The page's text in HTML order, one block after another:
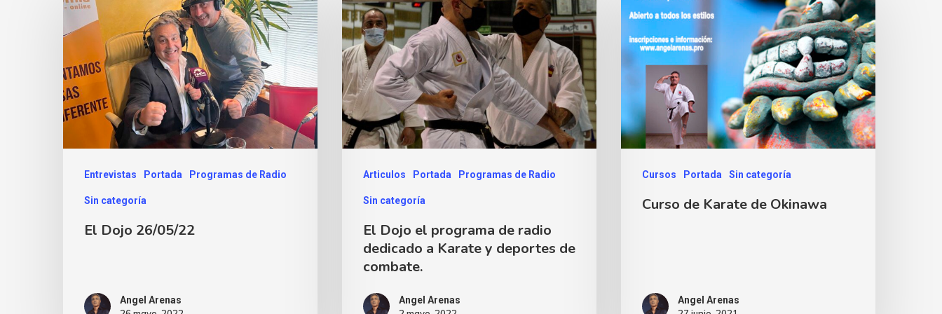
Entrevistas Portada Programas de Radio
Sin categoría
El Dojo 26/05/22
Angel Arenas
Articulos Portada Programas de Radio
Sin categoría
El Dojo el programa de radio
dedicado a Karate y deportes de
combate.
Angel Arenas
Cursos Portada Sin categoría
Curso de Karate de Okinawa
Angel Arenas